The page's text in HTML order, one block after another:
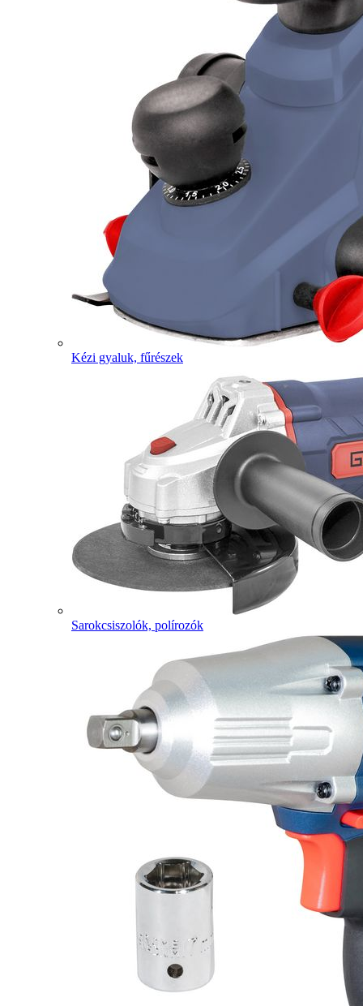
Kézi gyaluk, fűrészek
Sarokcsiszolók, polírozók